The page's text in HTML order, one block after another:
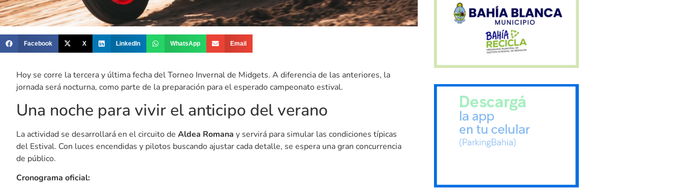
Facebook X LinkedIn WhatsApp Email
Hoy se corre la tercera y última fecha del Torneo Invernal de Midgets. A diferencia de las anteriores, la
jornada será nocturna, como parte de la preparación para el esperado campeonato estival.
Una noche para vivir el anticipo del verano
La actividad se desarrollará en el circuito de Aldea Romana y servirá para simular las condiciones típicas
del Estival. Con luces encendidas y pilotos buscando ajustar cada detalle, se espera una gran concurrencia
de público.
Cronograma oficial: